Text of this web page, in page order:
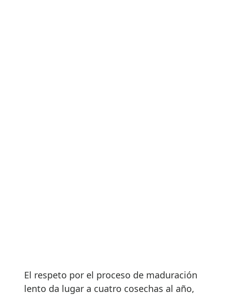
El respeto por el proceso de maduración
lento da lugar a cuatro cosechas al año,